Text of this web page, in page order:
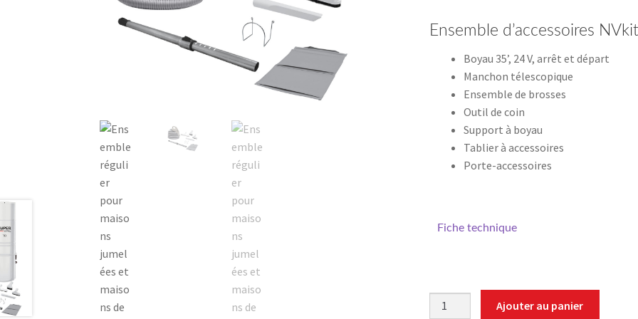
Ensemble d’accessoires
Boyau 35’, 24 V, arrêt et départ
Manchon télescopique
Ensemble de brosses
Outil de coin
Support à boyau
Tablier à accessoires
Porte-accessoires
Fiche technique
quantité
Ajouter au panier